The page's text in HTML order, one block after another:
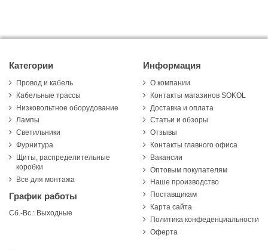
Категории
Провод и кабель
Кабельные трассы
Низковольтное оборудование
Лампы
Светильники
Фурнитура
Щиты, распределительные
коробки
Все для монтажа
График работы
Сб.-Вс.: Выходные
Информация
О компании
Контакты магазинов SOKOL
Доставка и оплата
Статьи и обзоры
Отзывы
Контакты главного офиса
Вакансии
Оптовым покупателям
Наше производство
Поставщикам
Карта сайта
Политика конфеденциальности
Оферта